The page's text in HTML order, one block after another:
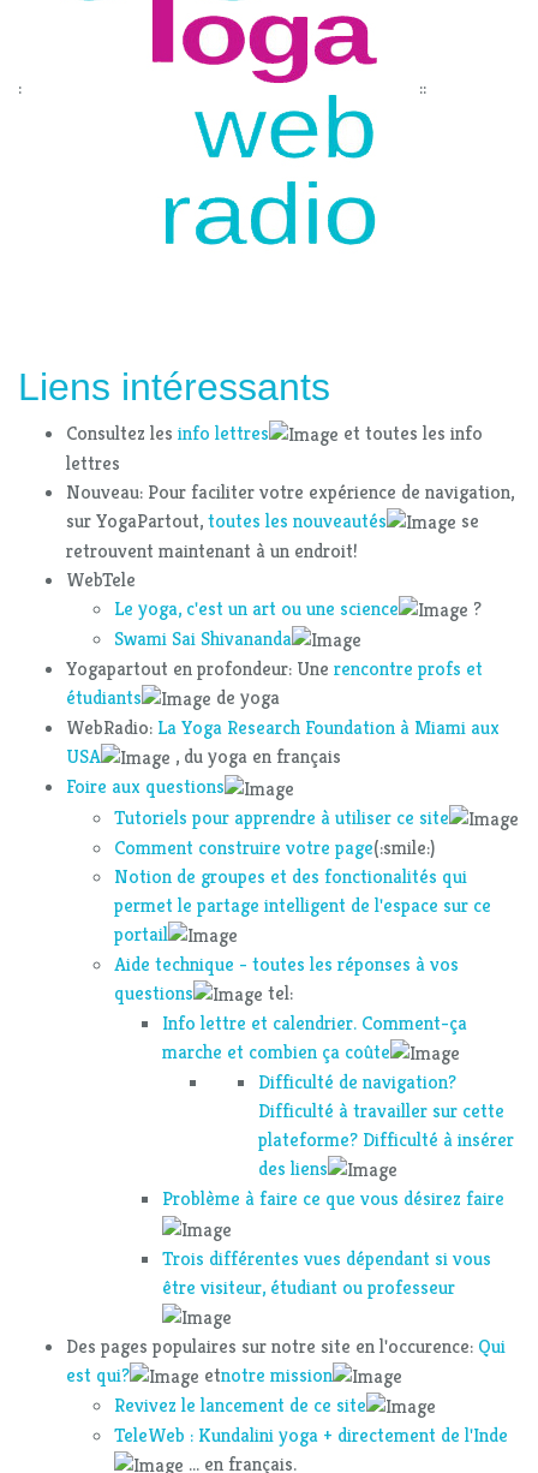
: ::
Liens intéressants
Consultez les info lettres
et toutes les info
lettres
Nouveau: Pour faciliter votre expérience de navigation,
sur YogaPartout,toutes les nouveautés
se
retrouvent maintenant à un endroit!
WebTele
Le yoga, c'est un art ou une science
?
Swami Sai Shivananda
Yogapartout en profondeur: Une rencontre profs et
étudiants
de yoga
WebRadio: La Yoga Research Foundation à Miami aux
USA
, du yoga en français
Foire aux questions
Tutoriels pour apprendre à utiliser ce site
Comment construire votre page(:smile:)
Notion de groupes et des fonctionalités qui
permet le partage intelligent de l'espace sur ce
portail
Aide technique - toutes les réponses à vos
questions
tel:
Info lettre et calendrier. Comment-ça
marche et combien ça coûte
Difficulté de navigation?
Difficulté à travailler sur cette
plateforme? Difficulté à insérer
des liens
Problème à faire ce que vous désirez faire
Trois différentes vues dépendant si vous
être visiteur, étudiant ou professeur
Des pages populaires sur notre site en l'occurence: Qui
est qui?
etnotre mission
Revivez le lancement de ce site
TeleWeb : Kundalini yoga + directement de l'Inde
... en français.